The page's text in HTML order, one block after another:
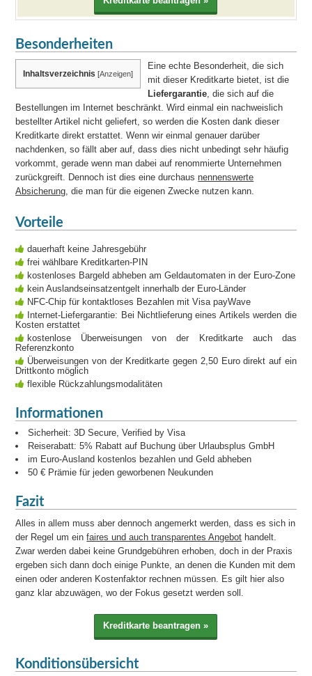
Besonderheiten
Inhaltsverzeichnis [Anzeigen]
Eine echte Besonderheit, die sich
mit dieser Kreditkarte bietet, ist die
Liefergarantie, die sich auf die
Bestellungen im Internet beschränkt. Wird einmal ein nachweislich
bestellter Artikel nicht geliefert, so werden die Kosten dank dieser
Kreditkarte direkt erstattet. Wenn wir einmal genauer darüber
nachdenken, so fällt aber auf, dass dies nicht unbedingt sehr häufig
vorkommt, gerade wenn man dabei auf renommierte Unternehmen
zurückgreift. Dennoch ist dies eine durchausnennenswerte
Absicherung, die man für die eigenen Zwecke nutzen kann.
Vorteile
dauerhaft keine Jahresgebühr
frei wählbare Kreditkarten-PIN
kostenloses Bargeld abheben am Geldautomaten in der Euro-Zone
kein Auslandseinsatzentgelt innerhalb der Euro-Länder
NFC-Chip für kontaktloses Bezahlen mit Visa payWave
Internet-Liefergarantie: Bei Nichtlieferung eines Artikels werden die
Kosten erstattet
kostenlose Überweisungen von der Kreditkarte auch das
Referenzkonto
Überweisungen von der Kreditkarte gegen 2,50 Euro direkt auf ein
Drittkonto möglich
flexible Rückzahlungsmodalitäten
Informationen
Sicherheit: 3D Secure, Verified by Visa
Reiserabatt: 5% Rabatt auf Buchung über Urlaubsplus GmbH
im Euro-Ausland kostenlos bezahlen und Geld abheben
50 € Prämie für jeden geworbenen Neukunden
Fazit
Alles in allem muss aber dennoch angemerkt werden, dass es sich in
der Regel um einfaires und auch transparentes Angebot handelt.
Zwar werden dabei keine Grundgebühren erhoben, doch in der Praxis
ergeben sich dann doch einige Punkte, an denen die Kunden mit dem
einen oder anderen Kostenfaktor rechnen müssen. Es gilt hier also
ganz klar abzuwägen, wo der Fokus gesetzt werden soll.
Konditionsübersicht